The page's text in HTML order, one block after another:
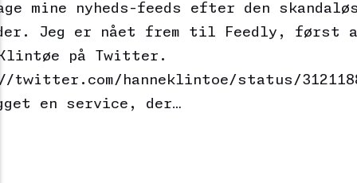
mine nyheds-feeds efter den
Jeg er nået frem til Feedly, først
på Twitter.
twitter.com/hanneklintoe/status/
en service, der…